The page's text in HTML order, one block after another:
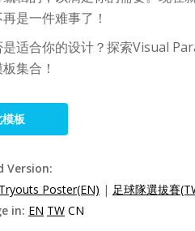
是一件难事了！
适合你的设计？探索Visual
集合！
板
Version:
Poster(EN) | 足球隊選拔賽
in: EN TW CN